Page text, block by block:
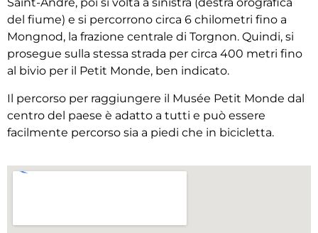
Saint-André, poi si volta a sinistra (destra orografica
del fiume) e si percorrono circa 6 chilometri fino a
Mongnod, la frazione centrale di Torgnon. Quindi, si
prosegue sulla stessa strada per circa 400 metri fino
al bivio per il Petit Monde, ben indicato.
Il percorso per raggiungere il Musée Petit Monde dal
centro del paese è adatto a tutti e può essere
facilmente percorso sia a piedi che in bicicletta.